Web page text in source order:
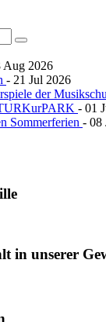
Aug 2026
- 21 Jul 2026
der
- 01
Sommerferien - 08
in unserer